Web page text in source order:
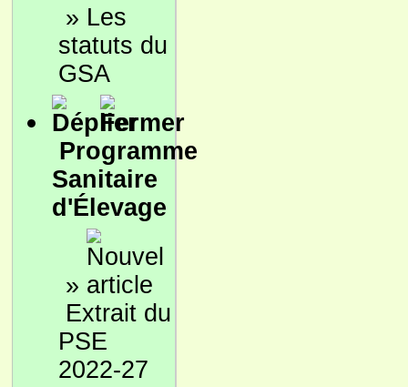
» Les
statuts du
GSA
Programme
Sanitaire
d'Élevage
»
Extrait du
PSE
2022-27